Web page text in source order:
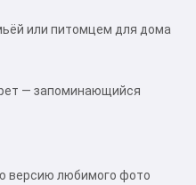
или питомцем для дома
— запоминающийся
версию любимого фото